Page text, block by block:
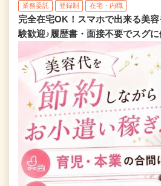
業務委託 登録制 在宅・内職
完全在宅OK！スマホで出来る美
験歓迎♪履歴書・面接不要でスグに